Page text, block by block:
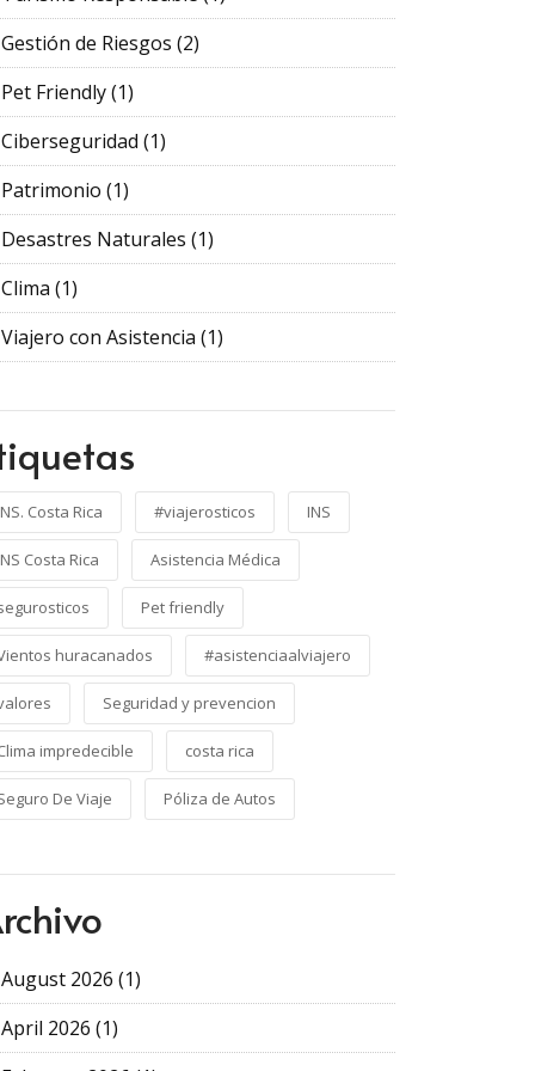
Gestión de Riesgos (2)
Pet Friendly(1)
Ciberseguridad (1)
Patrimonio (1)
Desastres Naturales (1)
Clima (1)
Viajero con Asistencia (1)
Costa Rica #viajerosticos INS
Costa Rica Asistencia Médica
Pet friendly
huracanados #asistenciaalviajero
Seguridad y prevencion
impredecible costa rica
De Viaje Póliza de Autos
August 2026 (1)
April 2026 (1)